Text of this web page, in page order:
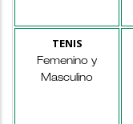
TENIS
Femenino y
Masculino